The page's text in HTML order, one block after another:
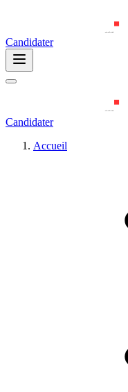
Candidater
Candidater
Accueil